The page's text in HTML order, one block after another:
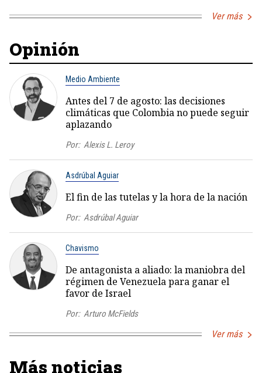
Ver más
Opinión
Medio Ambiente
Antes del 7 de agosto: las decisiones
climáticas que Colombia no puede seguir
aplazando
Por: Alexis L. Leroy
Asdrúbal Aguiar
El fin de las tutelas y la hora de la nación
Por: Asdrúbal Aguiar
Chavismo
De antagonista a aliado: la maniobra del
régimen de Venezuela para ganar el
favor de Israel
Por: Arturo McFields
Ver más
Más noticias